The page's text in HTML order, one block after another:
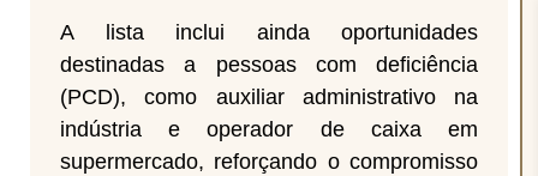
A lista inclui ainda oportunidades
destinadas a pessoas com deficiência
(PCD), como auxiliar administrativo na
indústria e operador de caixa em
supermercado, reforçando o compromisso